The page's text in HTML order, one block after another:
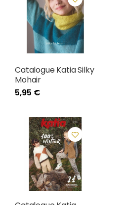
Catalogue Katia Silky
Mohair
5,95 €